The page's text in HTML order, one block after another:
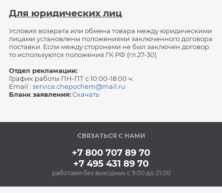
Для юридических лиц
Условия возврата или обмена товара между юридическими
лицами установлены положениями заключенного договора
поставки. Если между сторонами не был заключен договор
то используются положения ГК РФ (гл.27-30).
Отдел рекламации:
График работы ПН-ПТ с 10:00-18:00 ч.
Email : service.chepochem@mail.ru
Бланк заявления:Скачать
СВЯЗАТЬСЯ С НАМИ
+7 800 707 89 70
+7 495 431 89 70
работаем без выходных с 9:00 до 21:00